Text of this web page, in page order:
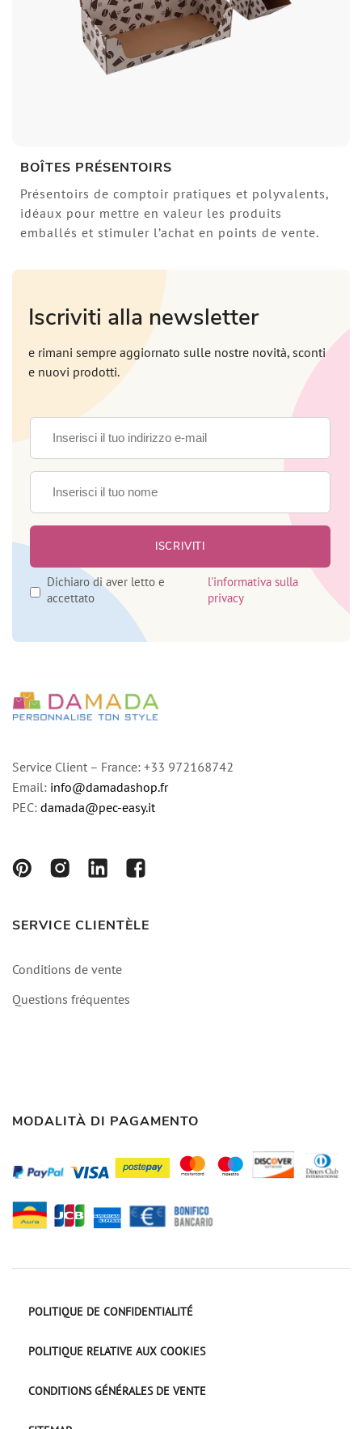
BOÎTES PRÉSENTOIRS
Présentoirs de comptoir pratiques et polyvalents,
idéaux pour mettre en valeur les produits
emballés et stimuler l’achat en points de vente.
Iscriviti alla newsletter
e rimani sempre aggiornato sulle nostre novità, sconti
e nuovi prodotti.
Dichiaro di aver letto e
accettato
l'informativa sulla
privacy
Service Client – France: +33 972168742
Email: info@damadashop.fr
PEC: damada@pec-easy.it
SERVICE CLIENTÈLE
Conditions de vente
Questions fréquentes
MODALITÀ DI PAGAMENTO
POLITIQUE DE CONFIDENTIALITÉ
POLITIQUE RELATIVE AUX COOKIES
CONDITIONS GÉNÉRALES DE VENTE